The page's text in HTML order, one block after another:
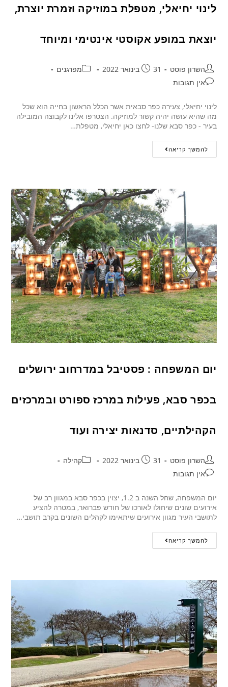
לינוי יחיאלי, מטפלת במוזיקה וזמרת יוצרת,
יוצאת במופע אקוסטי אינטימי ומיוחד
השרון פוסט 31 בינואר 2022
מפרגנים
אין תגובות
לינוי יחיאלי, צעירה כפר סבאית אשר הכלל הראשון בחייה הוא שכל
מה שהיא עושה יהיה קשור למוזיקה. הצטרפו אלינו לקבוצה המובילה
בעיר - כפר סבא שלנו- לחצו כאן יחיאלי, מטפלת…
להמשך קריאה
יום המשפחה : פסטיבל במדרחוב ירושלים
בכפר סבא, פעילות במרכז ספורט ובמרכזים
הקהילתיים, סדנאות יצירה ועוד
השרון פוסט 31 בינואר 2022
קהילה
אין תגובות
יום המשפחה, שחל השנה ב 1.2, יצוין בכפר סבא במגוון רב של
אירועים שונים שיחולו לאורכו של חודש פברואר, במטרה להציע
לתושבי העיר מגוון אירועים שיתאימו לקהלים השונים בקרב תושבי…
להמשך קריאה